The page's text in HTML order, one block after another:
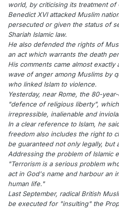
world, by criticising its treatment of
Benedict XVI attacked Muslim
persecuted or given the status of
Shariah Islamic law.
He also defended the rights of
an act which warrants the death
His comments came almost
wave of anger among Muslims by
who linked Islam to violence.
Yesterday, near Rome, the 80-
"defence of religious liberty",
irrepressible, inalienable and
In a clear reference to Islam, he
freedom also includes the right to
be guaranteed not only legally, but
Addressing the problem of Islamic
"Terrorism is a serious problem
act in God's name and harbour an
human life."
Last September, radical British
be executed for "insulting" the